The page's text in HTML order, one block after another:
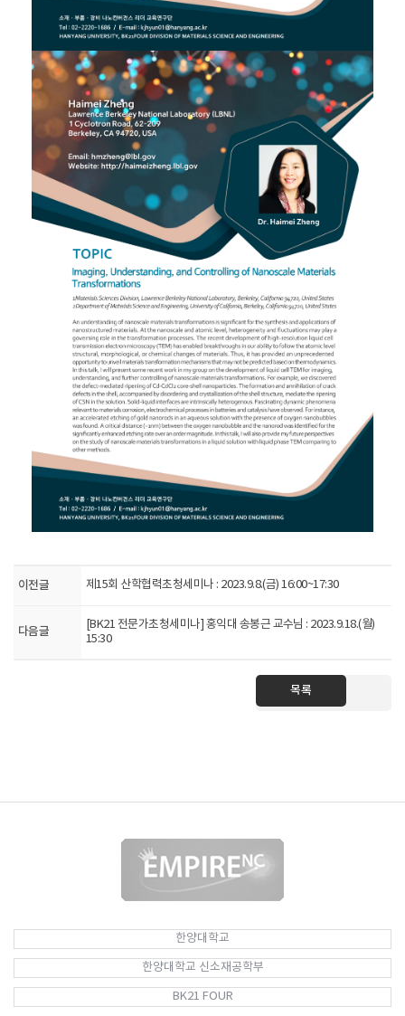
이전글 제15회 산학협력초청세미나 : 2023.9.8.(금) 16:00~17:30
다음글
[BK21 전문가초청세미나] 홍익대 송봉근 교수님 : 2023.9.18.(월)
15:30
목록
한양대학교
한양대학교 신소재공학부
BK21 FOUR